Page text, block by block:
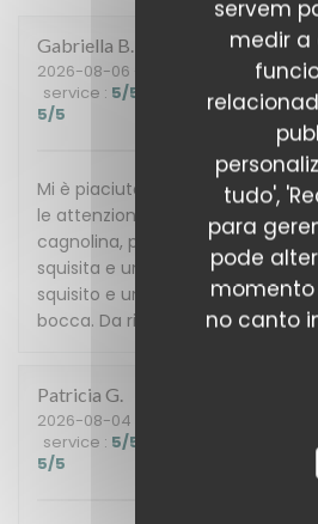
servem
medir a
tudo',
para
pode
no canto
Gabriella B
2026-08-06 - 21:00 - guests 3
service : 5/5 ambience : 5 /5 menu
5/5
Mi è piaciuto tutto.
le attenzioni non sono mancate
cagnolina, per quanto riguarda il
squisita e un hamburger ben
squisito e un’ “onglet de veau”
bocca. Da ritornarci il prima
Patricia G
2026-08-04
service : 5/5
5/5